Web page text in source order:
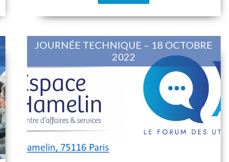
JOURNÉE TECHNIQUE – 18 OCTOBRE
2022